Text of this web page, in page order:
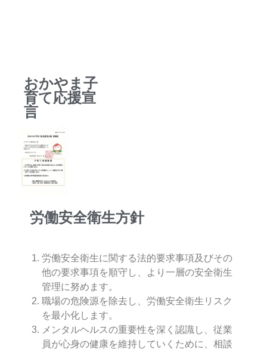
おかやま子
育て応援宣
言
労働安全衛生方針
労働安全衛生に関する法的要求事項及びその
他の要求事項を順守し、より一層の安全衛生
管理に努めます。
職場の危険源を除去し、労働安全衛生リスク
を最小化します。
メンタルヘルスの重要性を深く認識し、従業
員が心身の健康を維持していくために、相談